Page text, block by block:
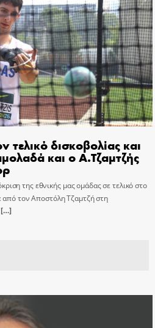
δισκοβολίας και
και ο Α.Τζαμτζής
της εθνικής μας ομάδας σε τελικό στο
τον Αποστόλη Τζαμτζή στη